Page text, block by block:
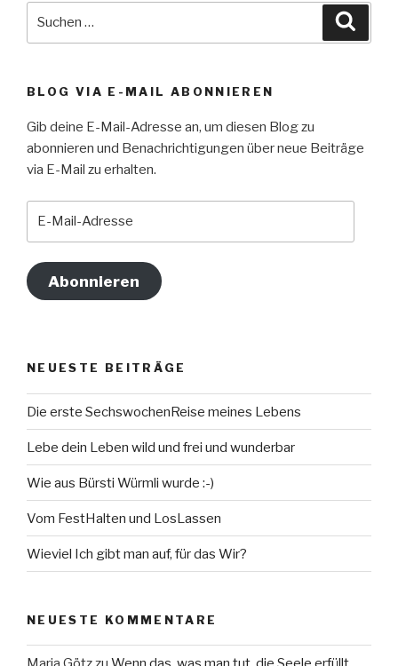
BLOG VIA E-MAIL ABONNIEREN
Gib deine E-Mail-Adresse an, um diesen Blog zu
abonnieren und Benachrichtigungen über neue Beiträge
via E-Mail zu erhalten.
Abonnieren
NEUESTE BEITRÄGE
Die erste SechswochenReise meines Lebens
Lebe dein Leben wild und frei und wunderbar
Wie aus Bürsti Würmli wurde :-)
Vom FestHalten und LosLassen
Wieviel Ich gibt man auf, für das Wir?
NEUESTE KOMMENTARE